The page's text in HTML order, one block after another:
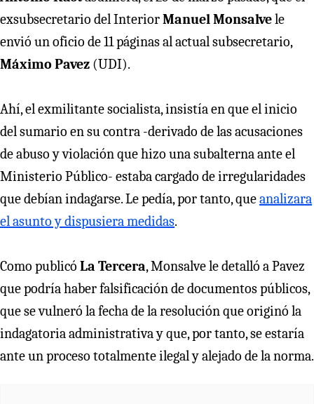
exsubsecretario del InteriorManuel Monsalvele
envió un oficio de 11 páginas al actual subsecretario,
Máximo Pavez (UDI).
Ahí, el exmilitante socialista, insistía en que el inicio
del sumario en su contra -derivado de las acusaciones
de abuso y violación que hizo una subalterna ante el
Ministerio Público- estaba cargado de irregularidades
que debían indagarse. Le pedía, por tanto, queanalizara
el asunto y dispusiera medidas.
Como publicó La Tercera, Monsalve le detalló a Pavez
que podría haber falsificación de documentos públicos,
que se vulneró la fecha de la resolución que originó la
indagatoria administrativa y que, por tanto, se estaría
ante un proceso totalmente ilegal y alejado de la norma.